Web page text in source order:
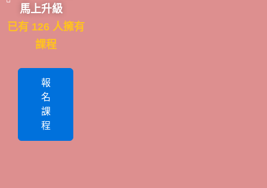
馬上升級
已有 126 人擁有
課程
報
名
課
程